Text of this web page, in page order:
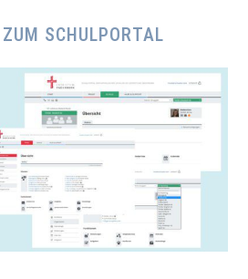
SCHULPORTAL